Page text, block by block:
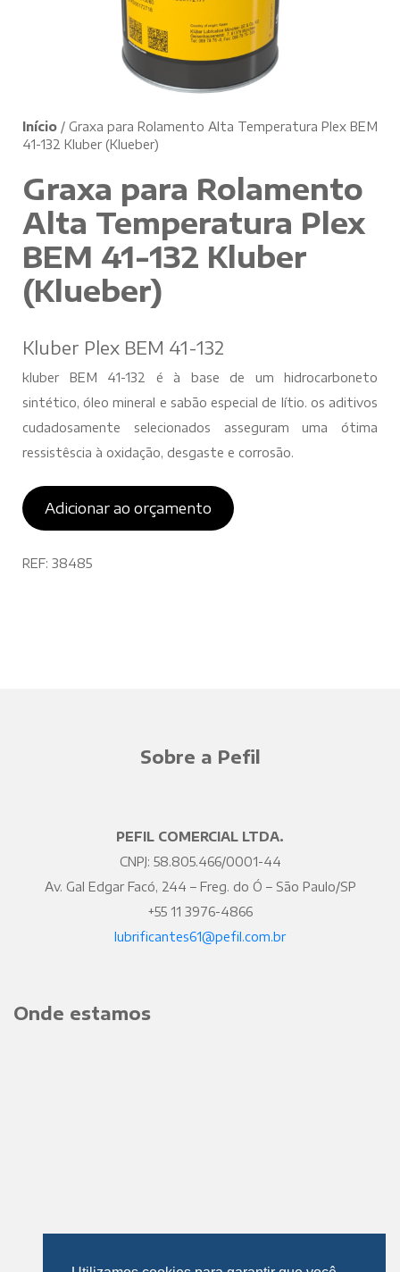
Início / Graxa para Rolamento Alta Temperatura Plex BEM
41-132 Kluber (Klueber)
Graxa para Rolamento
Alta Temperatura Plex
BEM 41-132 Kluber
(Klueber)
Kluber Plex BEM 41-132
kluber BEM 41-132 é à base de um hidrocarboneto
sintético, óleo mineral e sabão especial de lítio. os aditivos
cudadosamente selecionados asseguram uma ótima
ressistêscia à oxidação, desgaste e corrosão.
Adicionar ao orçamento
REF: 38485
Sobre a Pefil
PEFIL COMERCIAL LTDA.
CNPJ: 58.805.466/0001-44
Av. Gal Edgar Facó, 244 – Freg. do Ó – São Paulo/SP
+55 11 3976-4866
lubrificantes61@pefil.com.br
Onde estamos